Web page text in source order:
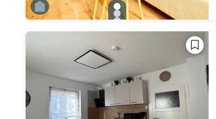
gallery.slide_selector
Zu Slide 1 wechseln
Zu Slide 2 wechseln